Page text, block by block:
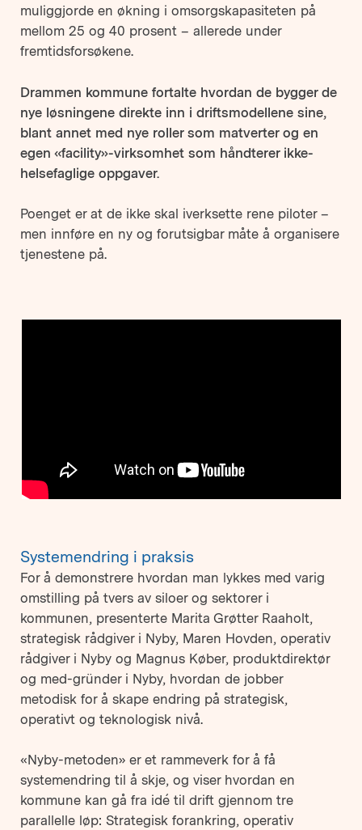
muliggjorde en økning i omsorgskapasiteten på
mellom 25 og 40 prosent – allerede under
fremtidsforsøkene.
Drammen kommune fortalte hvordan de bygger de
nye løsningene direkte inn i driftsmodellene sine,
blant annet med nye roller som matverter og en
egen «facility»-virksomhet som håndterer ikke-
helsefaglige oppgaver.
Poenget er at de ikke skal iverksette rene piloter –
men innføre en ny og forutsigbar måte å organisere
tjenestene på.
Systemendring i praksis
For å demonstrere hvordan man lykkes med varig
omstilling på tvers av siloer og sektorer i
kommunen, presenterte Marita Grøtter Raaholt,
strategisk rådgiver i Nyby, Maren Hovden, operativ
rådgiver i Nyby og Magnus Køber, produktdirektør
og med-gründer i Nyby, hvordan de jobber
metodisk for å skape endring på strategisk,
operativt og teknologisk nivå.
«Nyby-metoden» er et rammeverk for å få
systemendring til å skje, og viser hvordan en
kommune kan gå fra idé til drift gjennom tre
parallelle løp: Strategisk forankring, operativ